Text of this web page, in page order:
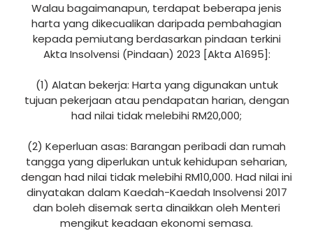
Walau bagaimanapun, terdapat beberapa jenis
harta yang dikecualikan daripada pembahagian
kepada pemiutang berdasarkan pindaan terkini
Akta Insolvensi (Pindaan) 2023 [Akta A1695]:
(1) Alatan bekerja: Harta yang digunakan untuk
tujuan pekerjaan atau pendapatan harian, dengan
had nilai tidak melebihi RM20,000;
(2) Keperluan asas: Barangan peribadi dan rumah
tangga yang diperlukan untuk kehidupan seharian,
dengan had nilai tidak melebihi RM10,000. Had nilai ini
dinyatakan dalam Kaedah-Kaedah Insolvensi 2017
dan boleh disemak serta dinaikkan oleh Menteri
mengikut keadaan ekonomi semasa.